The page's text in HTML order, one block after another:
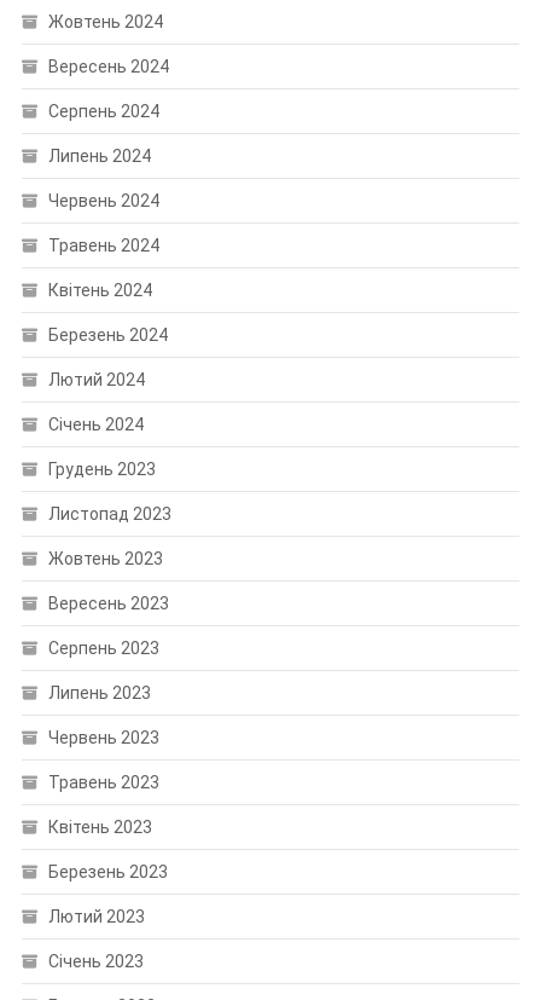
Жовтень 2024
Вересень 2024
Серпень 2024
Липень 2024
Червень 2024
Травень 2024
Квітень 2024
Березень 2024
Лютий 2024
Січень 2024
Грудень 2023
Листопад 2023
Жовтень 2023
Вересень 2023
Серпень 2023
Липень 2023
Червень 2023
Травень 2023
Квітень 2023
Березень 2023
Лютий 2023
Січень 2023